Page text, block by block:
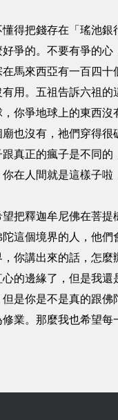
得把錢存在「瑤池
爭的。不要有爭的心
馬來西亞有一百四
用。五祖告訴六祖
你爭地球上的東西
也沒有，祂們穿得
真正的瘋子是不同
在人間就是這樣子
把釋迦牟尼佛在菩
這個境界的人，他
你講出來的話，怎麼
的邊緣了，但是我
是你是不是真的跟
業。那麼我也希望